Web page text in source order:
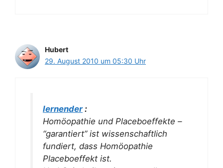
Hubert
29. August 2010 um 05:30 Uhr
lernender:
Homöopathie und Placeboeffekte –
“garantiert” ist wissenschaftlich
fundiert, dass Homöopathie
Placeboeffekt ist.